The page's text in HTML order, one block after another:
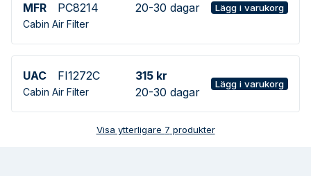
MFR
PC8214
Cabin Air Filter
20-30 dagar
Lägg i varukorg
UAC FI1272C
Cabin Air Filter
315 kr
20-30 dagar
Lägg i varukorg
Visa ytterligare 7 produkter